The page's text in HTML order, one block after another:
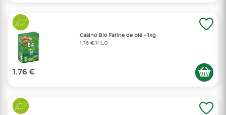
Casino Bio Farine de blé - 1kg
1,76 €/KILO
1.76 €